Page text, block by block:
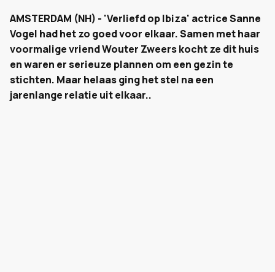
AMSTERDAM (NH) - 'Verliefd op Ibiza' actrice Sanne
Vogel had het zo goed voor elkaar. Samen met haar
voormalige vriend Wouter Zweers kocht ze dit huis
en waren er serieuze plannen om een gezin te
stichten. Maar helaas ging het stel na een
jarenlange relatie uit elkaar..